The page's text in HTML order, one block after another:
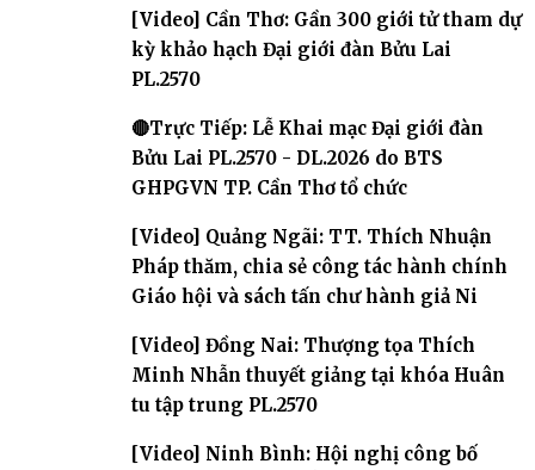
[Video] Cần Thơ: Gần 300 giới tử tham dự
kỳ khảo hạch Đại giới đàn Bửu Lai
PL.2570
🔴Trực Tiếp: Lễ Khai mạc Đại giới đàn
Bửu Lai PL.2570 - DL.2026 do BTS
GHPGVN TP. Cần Thơ tổ chức
[Video] Quảng Ngãi: TT. Thích Nhuận
Pháp thăm, chia sẻ công tác hành chính
Giáo hội và sách tấn chư hành giả Ni
[Video] Đồng Nai: Thượng tọa Thích
Minh Nhẫn thuyết giảng tại khóa Huân
tu tập trung PL.2570
[Video] Ninh Bình: Hội nghị công bố